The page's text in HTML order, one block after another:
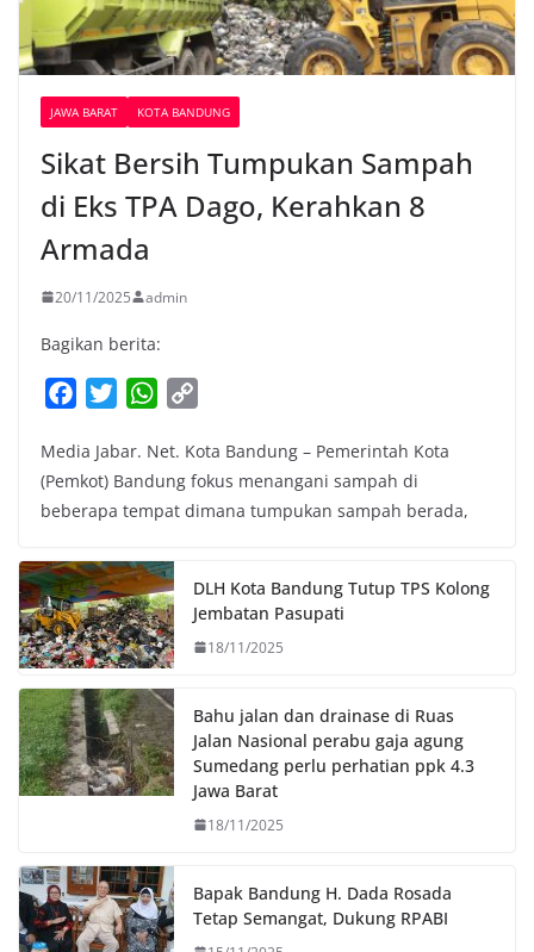
JAWA BARAT KOTA BANDUNG
Sikat Bersih Tumpukan Sampah
di Eks TPA Dago, Kerahkan 8
Armada
20/11/2025 admin
Bagikan berita:
c
e
b
o
k
i
t
t
r
W
a
t
s
p
p
p
y
L
n
k
Media Jabar. Net. Kota Bandung – Pemerintah Kota
(Pemkot) Bandung fokus menangani sampah di
beberapa tempat dimana tumpukan sampah berada,
DLH Kota Bandung Tutup TPS Kolong
Jembatan Pasupati
18/11/2025
Bahu jalan dan drainase di Ruas
Jalan Nasional perabu gaja agung
Sumedang perlu perhatian ppk 4.3
Jawa Barat
18/11/2025
Bapak Bandung H. Dada Rosada
Tetap Semangat, Dukung RPABI